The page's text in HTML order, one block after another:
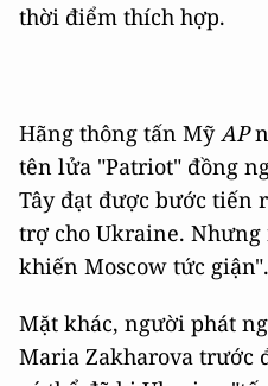
thời điểm thích hợp.
Hãng thông tấn Mỹ AP
tên lửa "Patriot" đồng
Tây đạt được bước tiến
trợ cho Ukraine. Nhưng
khiến Moscow tức giận".
Mặt khác, người phát
Maria Zakharova trước